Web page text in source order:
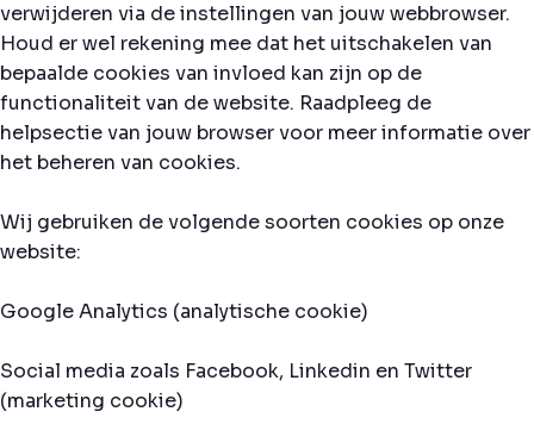
verwijderen via de instellingen van jouw webbrowser.
Houd er wel rekening mee dat het uitschakelen van
bepaalde cookies van invloed kan zijn op de
functionaliteit van de website. Raadpleeg de
helpsectie van jouw browser voor meer informatie over
het beheren van cookies.
Wij gebruiken de volgende soorten cookies op onze
website:
Google Analytics (analytische cookie)
Social media zoals Facebook, Linkedin en Twitter
(marketing cookie)